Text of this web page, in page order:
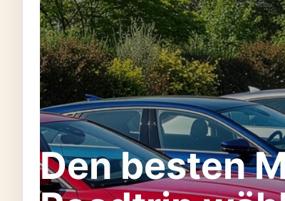
Den besten